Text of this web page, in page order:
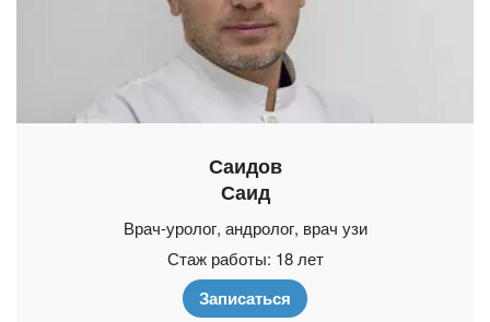
Саидов
Саид
Врач-уролог, андролог, врач узи
Стаж работы: 18 лет
Записаться